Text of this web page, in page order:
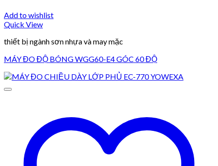
Add to wishlist
Quick View
thiết bị ngành sơn nhựa và may mặc
MÁY ĐO ĐỘ BÓNG WGG60-E4 GÓC 60 ĐỘ